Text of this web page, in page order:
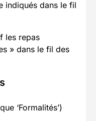
indiqués dans le fil
les repas
» dans le fil des
‘Formalités’)